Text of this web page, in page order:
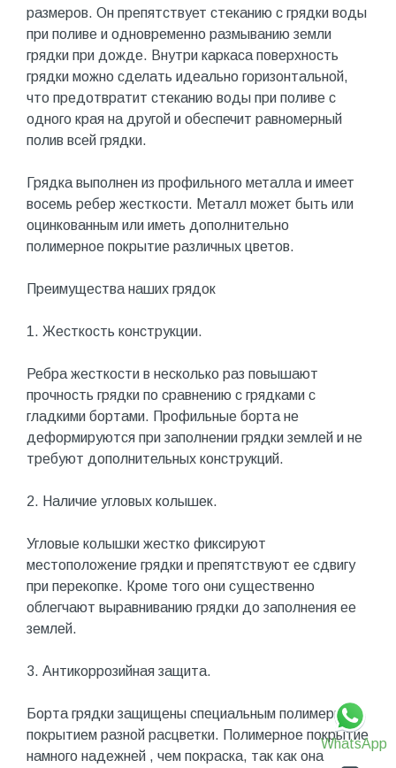
WhatsApp
размеров. Он препятствует стеканию с грядки воды
при поливе и одновременно размыванию земли
грядки при дожде. Внутри каркаса поверхность
грядки можно сделать идеально горизонтальной,
что предотвратит стеканию воды при поливе с
одного края на другой и обеспечит равномерный
полив всей грядки.
Грядка выполнен из профильного металла и имеет
восемь ребер жесткости. Металл может быть или
оцинкованным или иметь дополнительно
полимерное покрытие различных цветов.
Преимущества наших грядок
1. Жесткость конструкции.
Ребра жесткости в несколько раз повышают
прочность грядки по сравнению с грядками с
гладкими бортами. Профильные борта не
деформируются при заполнении грядки землей и не
требуют дополнительных конструкций.
2. Наличие угловых колышек.
Угловые колышки жестко фиксируют
местоположение грядки и препятствуют ее сдвигу
при перекопке. Кроме того они существенно
облегчают выравниванию грядки до заполнения ее
землей.
3. Антикоррозийная защита.
Борта грядки защищены специальным полимерным
покрытием разной расцветки. Полимерное покрытие
намного надежней , чем покраска, так как она